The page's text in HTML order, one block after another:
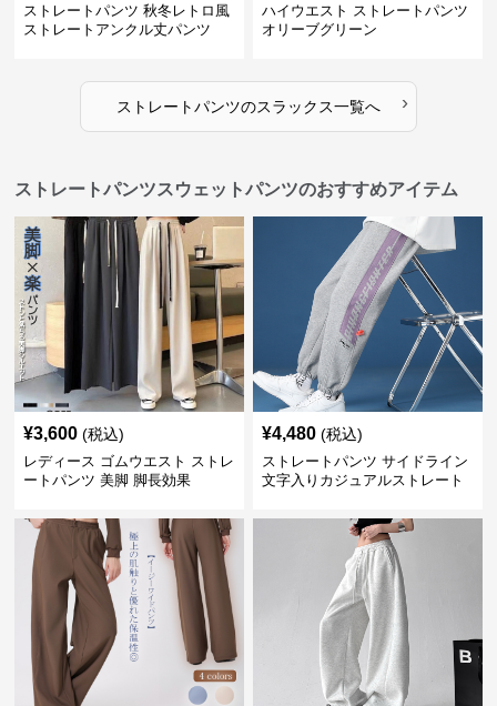
ストレートパンツ 秋冬レトロ風
ストレートアンクル丈パンツ
ハイウエスト ストレートパンツ
オリーブグリーン
ストレートパンツのスラックス一覧へ ›
ストレートパンツスウェットパンツのおすすめアイテム
¥3,600 (税込)
レディース ゴムウエスト ストレ
ートパンツ 美脚 脚長効果
¥4,480 (税込)
ストレートパンツ サイドライン
文字入りカジュアルストレート